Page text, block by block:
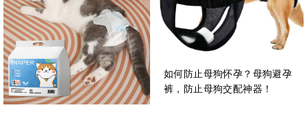
如何防止母狗怀孕？母狗避孕
裤，防止母狗交配神器！